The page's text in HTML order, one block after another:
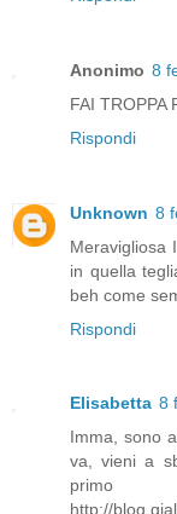
Anonimo 8
FAI TROPPA
Rispondi
Unknown 8
Meravigliosa
in quella
beh come
Rispondi
Elisabetta 8
Imma, sono
va, vieni a
http://